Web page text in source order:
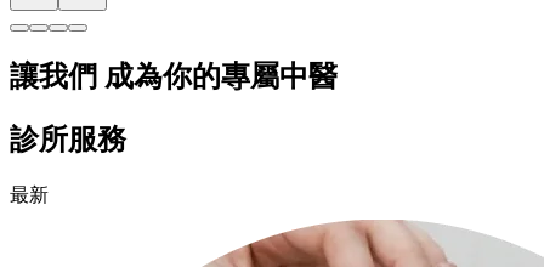
讓我們 成為你的專屬中醫
診所服務
最新